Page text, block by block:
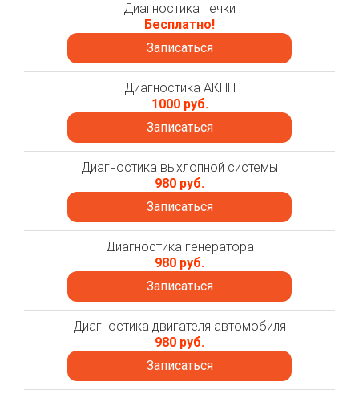
Диагностика печки
Бесплатно!
Записаться
Диагностика АКПП
1000 руб.
Записаться
Диагностика выхлопной системы
980 руб.
Записаться
Диагностика генератора
980 руб.
Записаться
Диагностика двигателя автомобиля
980 руб.
Записаться